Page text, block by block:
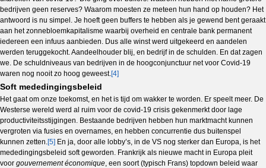
bedrijven geen reserves? Waarom moesten ze meteen hun hand op houden? Het
antwoord is nu simpel. Je hoeft geen buffers te hebben als je gewend bent geraakt
aan het zonnebloemkapitalisme waarbij overheid en centrale bank permanent
iedereen een infuus aanbieden. Dus alle winst werd uitgekeerd en aandelen
werden teruggekocht. Aandeelhouder blij, en bedrijf in de schulden. En dat zagen
we. De schuldniveaus van bedrijven in de hoogconjunctuur net voor Covid-19
waren nog nooit zo hoog geweest.[4]
Soft mededingingsbeleid
Het gaat om onze toekomst, en het is tijd om wakker te worden. Er speelt meer. De
Westerse wereld werd al ruim voor de covid-19 crisis gekenmerkt door lage
productiviteitsstijgingen. Bestaande bedrijven hebben hun marktmacht kunnen
vergroten via fusies en overnames, en hebben concurrentie dus buitenspel
kunnen zetten.[5] En ja, door alle lobby’s, in de VS nog sterker dan Europa, is het
mededingingsbeleid soft geworden. Frankrijk als nieuwe macht in Europa pleit
voor gouvernement économique, een soort (typisch Frans) topdown beleid waar